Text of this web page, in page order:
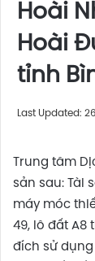
Hoài
Hoài
tỉnh
Last Updated:
Trung tâm
sản sau: Tài
máy móc
49, lô đất A8
đích sử